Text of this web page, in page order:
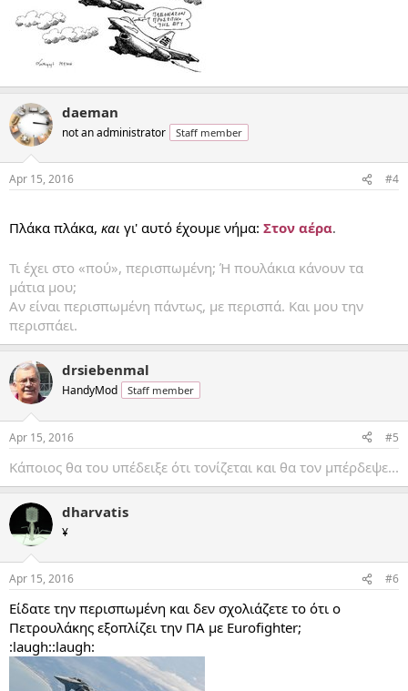
daeman
not an administrator Staff member
Apr 15, 2016 #4
Πλάκα πλάκα, και γι' αυτό έχουμε νήμα: Στον αέρα.
Τι έχει στο «πού», περισπωμένη; Ή πουλάκια κάνουν τα
μάτια μου;
Αν είναι περισπωμένη πάντως, με περισπά. Και μου την
περισπάει.
drsiebenmal
HandyMod Staff member
Apr 15, 2016 #5
Κάποιος θα του υπέδειξε ότι τονίζεται και θα τον μπέρδεψε...
dharvatis
¥
Apr 15, 2016 #6
Είδατε την περισπωμένη και δεν σχολιάζετε το ότι ο
Πετρουλάκης εξοπλίζει την ΠΑ με Eurofighter;
:laugh::laugh: